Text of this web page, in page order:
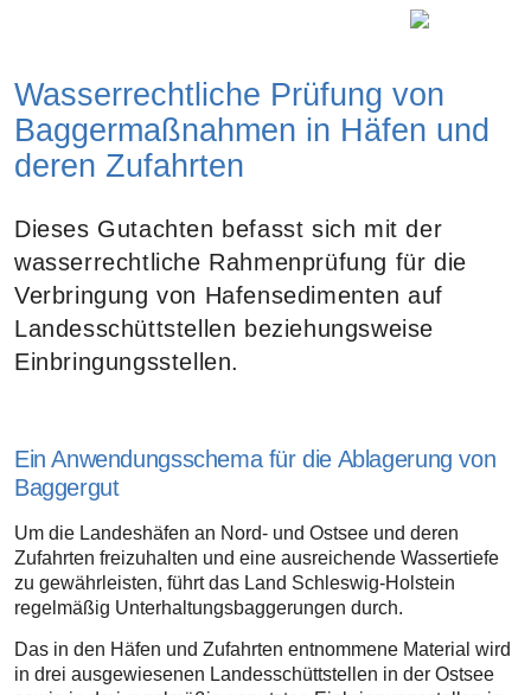
Wasserrechtliche Prüfung von
Baggermaßnahmen in Häfen und
deren Zufahrten
Dieses Gutachten befasst sich mit der
wasserrechtliche Rahmenprüfung für die
Verbringung von Hafensedimenten auf
Landesschüttstellen beziehungsweise
Einbringungsstellen.
Ein Anwendungsschema für die Ablagerung von
Baggergut
Um die Landeshäfen an Nord- und Ostsee und deren
Zufahrten freizuhalten und eine ausreichende Wassertiefe
zu gewährleisten, führt das Land Schleswig-Holstein
regelmäßig Unterhaltungsbaggerungen durch.
Das in den Häfen und Zufahrten entnommene Material wird
in drei ausgewiesenen Landesschüttstellen in der Ostsee